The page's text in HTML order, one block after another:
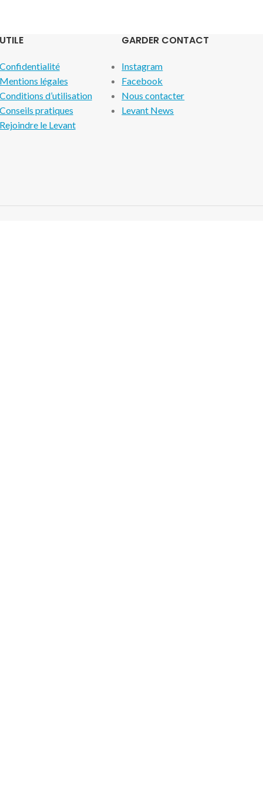
UTILE
Confidentialité
Mentions légales
Conditions d’utilisation
Conseils pratiques
Rejoindre le Levant
GARDER CONTACT
Instagram
Facebook
Nous contacter
Levant News